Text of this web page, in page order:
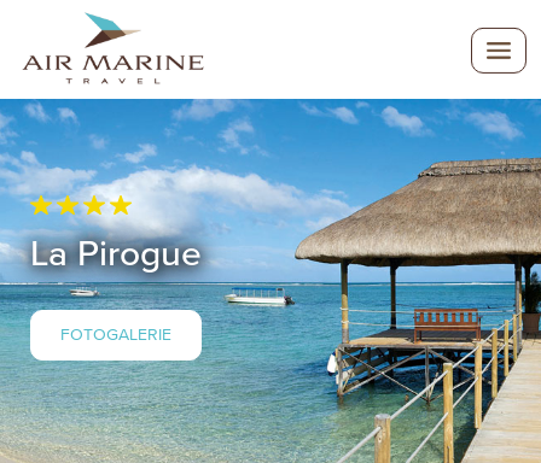
La Pirogue
FOTOGALERIE